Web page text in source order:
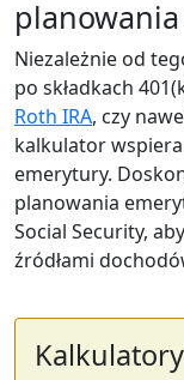
Niezależnie od
po składkach
Roth IRA, czy
kalkulator
emerytury.
planowania
Social Security,
źródłami